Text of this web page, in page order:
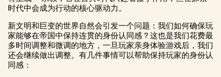
时代中会成为行动的核心驱动力。
新文明和巨变的世界自然会引发一个问题：我们如何确保玩
家能够在帝国中保持连贯的身份认同感？这也是我们花费最
多时间调整和微调的地方，一旦玩家亲身体验游戏后，我们
还会继续做出调整。有几件事情可以帮助保持玩家的身份认
同感：